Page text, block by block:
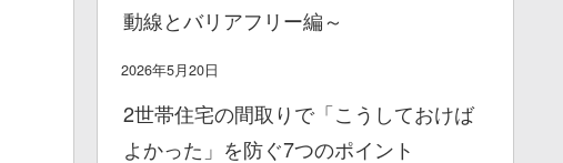
動線とバリアフリー編～
2026年5月20日
2世帯住宅の間取りで「こうしておけば
よかった」を防ぐ7つのポイント